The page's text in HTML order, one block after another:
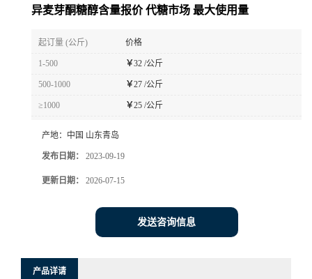
异麦芽酮糖醇含量报价 代糖市场 最大使用量
起订量 (公斤) 价格
1-500 ￥32 /公斤
500-1000 ￥27 /公斤
≥1000 ￥25 /公斤
产地： 中国 山东青岛
发布日期： 2023-09-19
更新日期： 2026-07-15
发送咨询信息
产品详请